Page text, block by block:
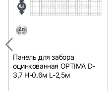
Панель для забора
оцинкованная OPTIMA D-
3,7 H-0,6м L-2,5м